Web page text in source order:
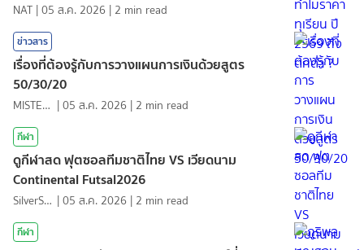
NAT |05 ส.ค. 2026 | 2 min read
ข่าวสาร
เรื่องที่ต้องรู้กับการวางแผนการเงินด้วยสูตร
50/30/20
MISTER1997 |05 ส.ค. 2026 | 2 min read
กีฬา
ดูกีฬาสด ฟุตซอลทีมชาติไทย VS เวียดนาม
Continental Futsal2026
SilverShark |05 ส.ค. 2026 | 2 min read
กีฬา